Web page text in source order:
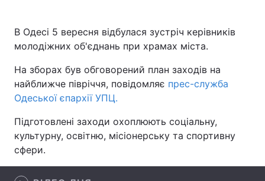
Головна Війна
Україна
Економіка Світ
Спорт
Техно і зв'язок
В Одесі 5 вересня відбулася зустріч керівників
молодіжних об'єднань при храмах міста.
На зборах був обговорений план заходів на
найближче півріччя, повідомляє прес-служба
Одеської єпархії УПЦ.
Підготовлені заходи охоплюють соціальну,
культурну, освітню, місіонерську та спортивну
сфери.